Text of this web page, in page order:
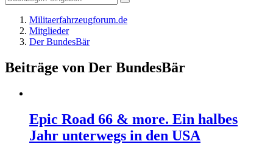
Militaerfahrzeugforum.de
Mitglieder
Der BundesBär
Beiträge von Der BundesBär
Epic Road 66 & more. Ein halbes
Jahr unterwegs in den USA